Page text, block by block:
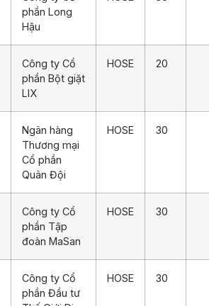
phần Long
Hậu
Công ty Cổ
phần Bột giặt
LIX
HOSE 20
Ngân hàng
Thương mại
Cổ phần
Quân Đội
HOSE 30
Công ty Cổ
phần Tập
đoàn MaSan
HOSE 30
Công ty Cổ
phần Đầu tư
HOSE 30